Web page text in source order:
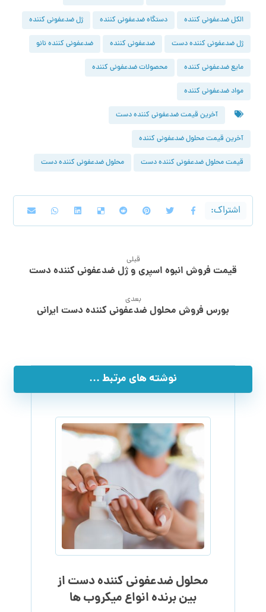
الکل ضدعفونی کننده دستگاه ضدعفونی کننده ژل ضدعفونی کننده
ژل ضدعفونی کننده دست ضدعفونی کننده ضدعفونی کننده نانو
مایع ضدعفونی کننده محصولات ضدعفونی کننده
مواد ضدعفونی کننده
آخرین قیمت ضدعفونی کننده دست
آخرین قیمت محلول ضدعفونی کننده
قیمت محلول ضدعفونی کننده دست محلول ضدعفونی کننده دست
قبلی
قیمت فروش انبوه اسپری و ژل ضدعفونی کننده دست
بعدی
بورس فروش محلول ضدعفونی کننده دست ایرانی
نوشته های مرتبط ...
محلول ضدعفونی کننده دست از
بین برنده انواع میکروب ها